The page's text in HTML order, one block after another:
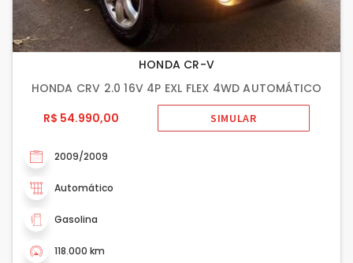
HONDA CR-V
HONDA CRV 2.0 16V 4P EXL FLEX 4WD AUTOMÁTICO
R$ 54.990,00
SIMULAR
2009/2009
Automático
Gasolina
118.000 km